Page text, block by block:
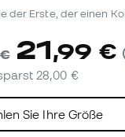
der Erste, der einen
€ 21,99 €
28,00 €
Sie Ihre Größe